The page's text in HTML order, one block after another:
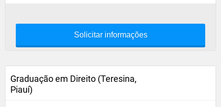
Solicitar informações
Graduação em Direito (Teresina,
Piauí)